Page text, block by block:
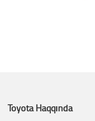
Toyota Haqqında